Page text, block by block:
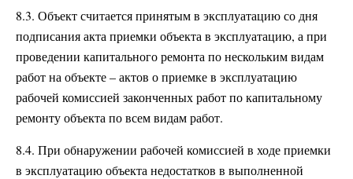
8.3. Объект считается принятым в эксплуатацию со дня
подписания акта приемки объекта в эксплуатацию, а при
проведении капитального ремонта по нескольким видам
работ на объекте – актов о приемке в эксплуатацию
рабочей комиссией законченных работ по капитальному
ремонту объекта по всем видам работ.
8.4. При обнаружении рабочей комиссией в ходе приемки
в эксплуатацию объекта недостатков в выполненной